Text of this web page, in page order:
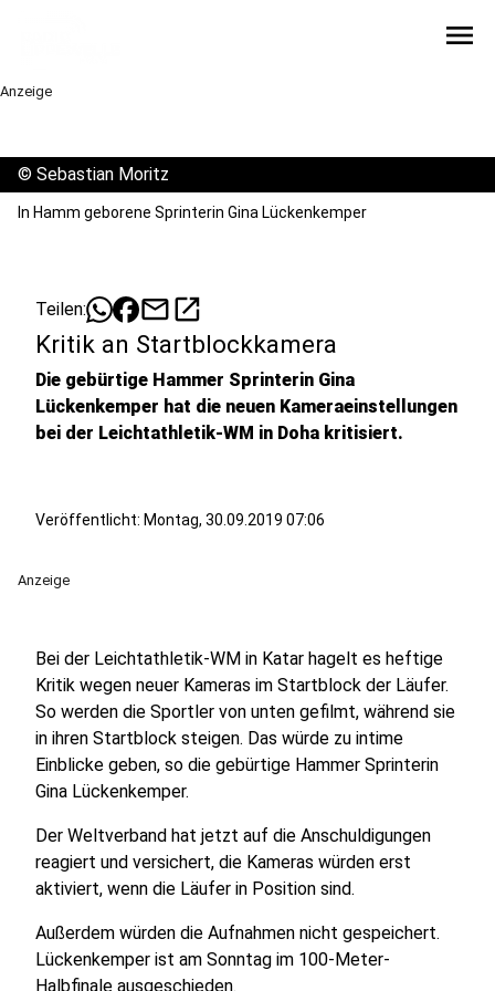
menu
Anzeige
© Sebastian Moritz
In Hamm geborene Sprinterin Gina Lückenkemper
Teilen: mailopen_in_new
Kritik an Startblockkamera
Die gebürtige Hammer Sprinterin Gina
Lückenkemper hat die neuen Kameraeinstellungen
bei der Leichtathletik-WM in Doha kritisiert.
Veröffentlicht: Montag, 30.09.2019 07:06
Anzeige
Bei der Leichtathletik-WM in Katar hagelt es heftige
Kritik wegen neuer Kameras im Startblock der Läufer.
So werden die Sportler von unten gefilmt, während sie
in ihren Startblock steigen. Das würde zu intime
Einblicke geben, so die gebürtige Hammer Sprinterin
Gina Lückenkemper.
Der Weltverband hat jetzt auf die Anschuldigungen
reagiert und versichert, die Kameras würden erst
aktiviert, wenn die Läufer in Position sind.
Außerdem würden die Aufnahmen nicht gespeichert.
Lückenkemper ist am Sonntag im 100-Meter-
Halbfinale ausgeschieden.